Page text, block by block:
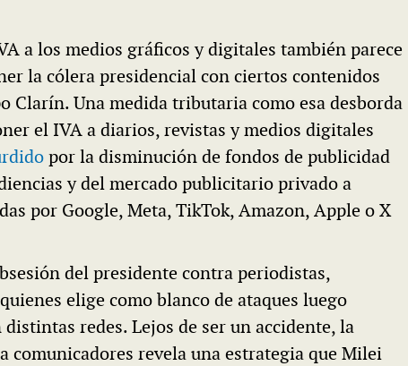
a los medios gráficos y digitales también parece
la cólera presidencial con ciertos contenidos
Clarín. Una medida tributaria como esa desborda
el IVA a diarios, revistas y medios digitales
por la disminución de fondos de publicidad
y del mercado publicitario privado a
por Google, Meta, TikTok, Amazon, Apple o X
del presidente contra periodistas,
elige como blanco de ataques luego
distintas redes. Lejos de ser un accidente, la
revela una estrategia que Milei